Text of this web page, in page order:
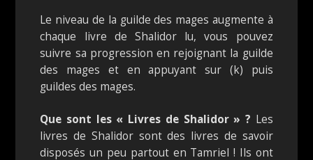
Le niveau de la guilde des mages augmente à
chaque livre de Shalidor lu, vous pouvez
suivre sa progression en rejoignant la guilde
des mages et en appuyant sur (k) puis
guildes des mages.
Que sont les « Livres de Shalidor » ? Les
livres de Shalidor sont des livres de savoir
disposés un peu partout en Tamriel ! Ils ont